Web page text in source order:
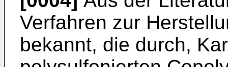
Verfahren zur
bekannt, die durch,